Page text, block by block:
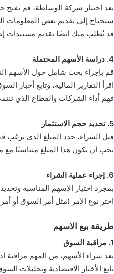
بعد اختيار شركة الوساطة، قم بفتح
ستحتاج إلى تقديم بعض المعلومات
قد يُطلب منك أيضًا تقديم مستندات
4. دراسة الأسهم المحتملة
قم بإجراء بحث شامل حول الأسهم
اقرأ التقارير المالية، وتابع أخبار
فهم أداء الشركات والقطاع الذي
5. تحديد حجم الاستثمار
قبل الشراء، حدد المبلغ الذي
يجب أن يكون هذا المبلغ متناسبًا مع
6. إجراء عملية الشراء
بمجرد اختيار الأسهم المناسبة
اختر نوع الأمر (مثل أمر السوق أو
طريقة بيع الاسهم
1. مراقبة السوق
بعد شراء الأسهم، من المهم مراقبة
تابع الأخبار الاقتصادية وتحليلات